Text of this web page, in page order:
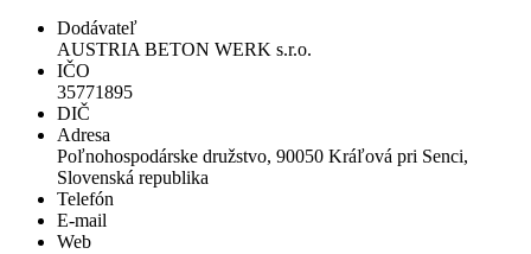
Dodávateľ
AUSTRIA BETON WERK s.r.o.
IČO
35771895
DIČ
Adresa
Poľnohospodárske družstvo, 90050 Kráľová pri Senci,
Slovenská republika
Telefón
E-mail
Web